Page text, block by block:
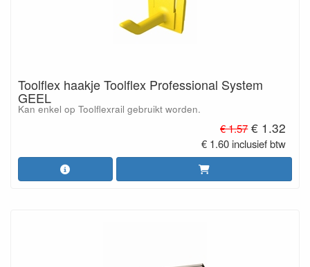
Toolflex haakje Toolflex Professional System
GEEL
Kan enkel op Toolflexrail gebruikt worden.
€ 1.57 € 1.32
€ 1.60 inclusief btw